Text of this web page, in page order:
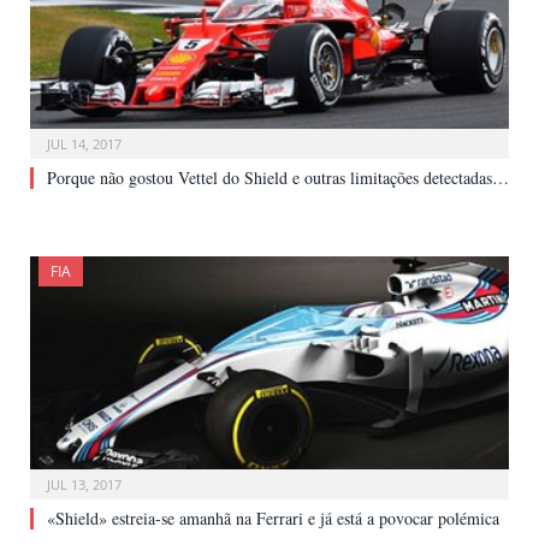
JUL 14, 2017
Porque não gostou Vettel do Shield e outras limitações detectadas…
FIA
JUL 13, 2017
«Shield» estreia-se amanhã na Ferrari e já está a povocar polémica